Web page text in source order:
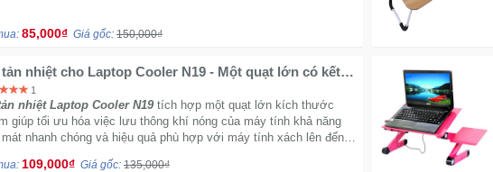
85,000₫ Giá gốc: 150,000₫
nhiệt cho Laptop Cooler N19 - Một quạt lớn có kết
USB1
nhiệt Laptop Cooler N19 tích hợp một quạt lớn kích thước
giúp tối ưu hóa việc lưu thông khí nóng của máy tính khả năng
mát nhanh chóng và hiệu quả phù hợp với máy tính xách lên đến
109,000₫ Giá gốc: 135,000₫